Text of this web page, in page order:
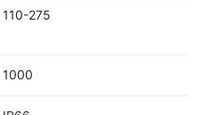
110-275
1000